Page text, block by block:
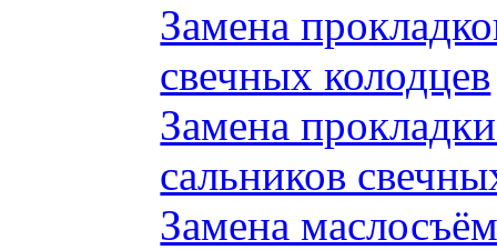
Замена
свечных колодцев
Замена
сальников
Замена